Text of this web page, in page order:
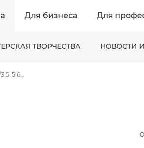
Для бизнеса Для
ТВОРЧЕСТВА НОВОСТИ
Canon EF 28-300mm f/3.5-5.6L IS USM - Lenses - Camera & Photo lenses